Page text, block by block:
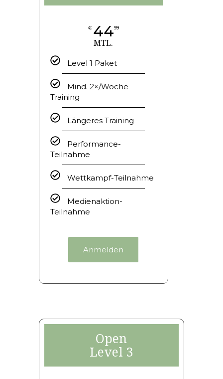
€ 4499
MTL.
Level 1 Paket
Mind. 2×/Woche
Training
Längeres Training
Performance-
Teilnahme
Wettkampf-Teilnahme
Medienaktion-
Teilnahme
Anmelden
Open
Level 3